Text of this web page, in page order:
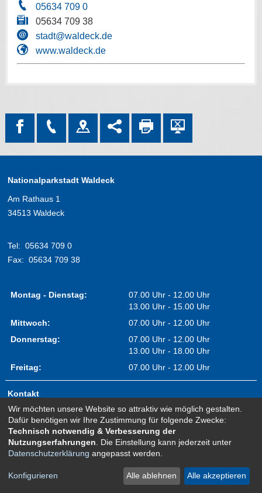
05634 709 0
05634 709 38
stadt@waldeck.de
www.waldeck.de
Nationalparkstadt Waldeck
Am Rathaus 1
34513 Waldeck
Tel: 05634 709 0
Fax: 05634 709 38
Montag - Dienstag:
07.00 Uhr - 12.00 Uhr
13.00 Uhr - 15.00 Uhr
Mittwoch:
07.00 Uhr - 12.00 Uhr
Donnerstag:
07.00 Uhr - 12.00 Uhr
13.00 Uhr - 18.00 Uhr
Freitag:
07.00 Uhr - 12.00 Uhr
Kontakt
Impressum
Erklärung zur Barrierefreiheit
Sitemap
Newsletter Anmeldung
Datenschutz
Wir möchten unsere Website so attraktiv wie möglich gestalten.
Dafür benötigen wir Ihre Zustimmung für folgende Zwecke:
Technisch notwendig & Verbesserung der
Nutzungserfahrungen . Die Einstellung kann jederzeit unter
Datenschutzerklärung angepasst werden.
Konfigurieren Alle ablehnen Alle akzeptieren